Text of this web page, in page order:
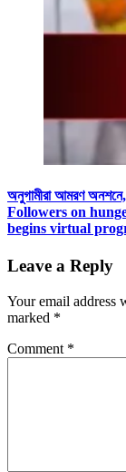
অনুগামীরা আমরণ অনশনে,
Followers on
begins virtual
Leave a Reply
Your email address
marked *
Comment *